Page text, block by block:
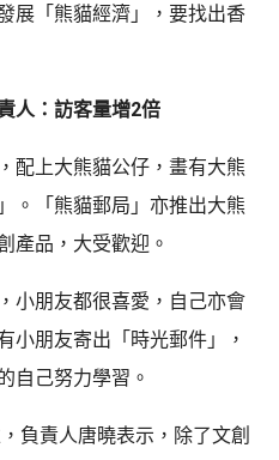
展「熊貓經濟」，要找出香
人：訪客量增2倍
配上大熊貓公仔，畫有大熊
。「熊貓郵局」亦推出大熊
產品，大受歡迎。
小朋友都很喜愛，自己亦會
小朋友寄出「時光郵件」，
自己努力學習。
負責人唐曉表示，除了文創